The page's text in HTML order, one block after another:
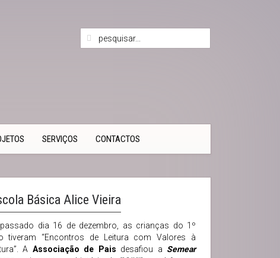
SERVIÇOS CONTACTOS
Básica Alice Vieira
dia 16 de dezembro, as crianças do 1º
tiveram “Encontros de Leitura com Valores à
A Associação de Pais desafiou a Semear